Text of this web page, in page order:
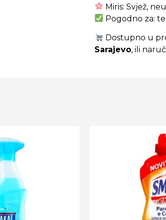
Miris: Svjež,
Pogodno za:
Dostupno u
Sarajevo, ili